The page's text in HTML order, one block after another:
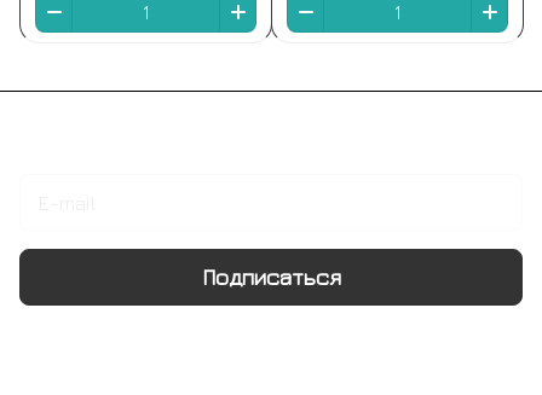
Подписаться